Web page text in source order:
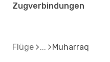
Zugverbindungen
Flüge Muharraq